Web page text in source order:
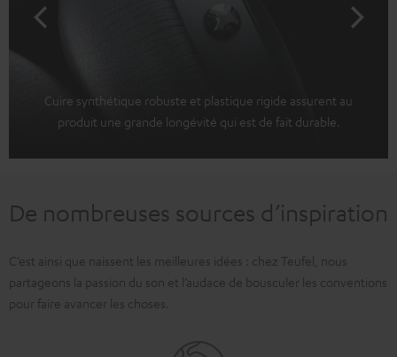
Cuire synthétique robuste et plastique rigide assurent au
produit une grande longévité qui est de fait durable.
De nombreuses sources d’inspiration
C’est ainsi que naissent les meilleures idées : chez Teufel, nous
partageons la passion du son et l’audace de bousculer les conventions
pour faire avancer les choses.